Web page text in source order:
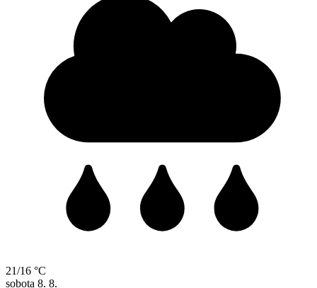
21/16 °C
sobota 8. 8.